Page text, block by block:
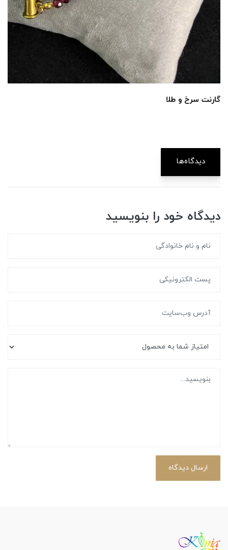
گارنت سرخ و طلا
دیدگاه‌ها
دیدگاه خود را بنویسید
ارسال دیدگاه